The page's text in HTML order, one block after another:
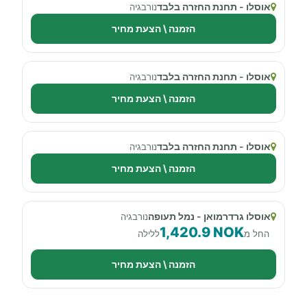
אוסלו - תחנת החזרה בלבדנורבגיה
הזמנה \ הצעת מחיר
אוסלו - תחנת החזרה בלבדנורבגיה
הזמנה \ הצעת מחיר
אוסלו - תחנת החזרה בלבדנורבגיה
הזמנה \ הצעת מחיר
אוסלו גרדרמואן - נמל תעופהנורבגיה
החל מ1,420.9 NOKללילה
הזמנה \ הצעת מחיר